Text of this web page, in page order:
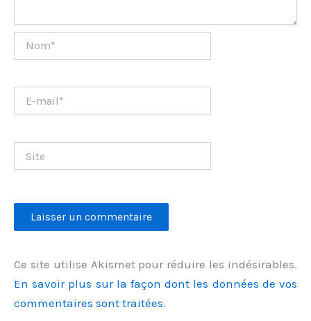
mail*
Ce site utilise Akismet pour réduire les indésirables.
En savoir plus sur la façon dont les données de vos
commentaires sont traitées.